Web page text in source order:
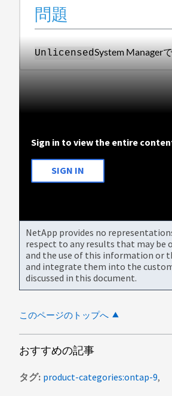
問題
UnlicensedSystem Manager
Sign in to view the entire
SIGN IN
NetApp provides no
respect to any results that may be
and the use of this information or
and integrate them into the
discussed in this document.
このページのトップへ
おすすめの記事
タグ product-categories:ontap-9